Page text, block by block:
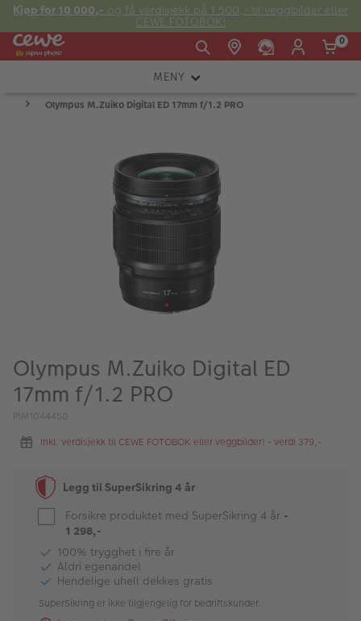
Kjøp for 10 000,- og få verdisjekk på 1 500,- til veggbilder eller
CEWE FOTOBOK!
Fre:
20:00
Søndag:
E-post:
kundeservice@japanphoto.no
0
MENY
KAMERA
ALBUM
Kampanjer
Merker
Bildeprodukter
Fotokurs
Inspirasjon
Butikkoversikt
Olympus M.Zuiko Digital ED 17mm f/1.2 PRO
Olympus M.Zuiko Digital ED
17mm f/1.2 PRO
PIM1044450
Inkl. verdisjekk til CEWE FOTOBOK eller veggbilder! - verdi 379,-
Legg til SuperSikring 4 år
Forsikre produktet med SuperSikring 4 år -
1 298,-
100% trygghet i fire år
Aldri egenandel
Hendelige uhell dekkes gratis
SuperSikring er ikke tilgjengelig for bedriftskunder.